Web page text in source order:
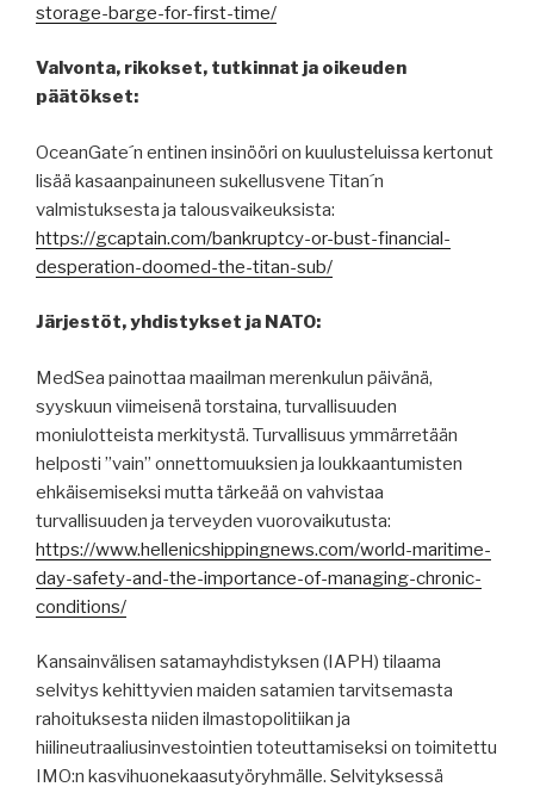
storage-barge-for-first-time/
Valvonta, rikokset, tutkinnat ja oikeuden
päätökset:
OceanGate´n entinen insinööri on kuulusteluissa kertonut
lisää kasaanpainuneen sukellusvene Titan´n
valmistuksesta ja talousvaikeuksista:
https://gcaptain.com/bankruptcy-or-bust-financial-
desperation-doomed-the-titan-sub/
Järjestöt, yhdistykset ja NATO:
MedSea painottaa maailman merenkulun päivänä,
syyskuun viimeisenä torstaina, turvallisuuden
moniulotteista merkitystä. Turvallisuus ymmärretään
helposti ”vain” onnettomuuksien ja loukkaantumisten
ehkäisemiseksi mutta tärkeää on vahvistaa
turvallisuuden ja terveyden vuorovaikutusta:
https://www.hellenicshippingnews.com/world-maritime-
day-safety-and-the-importance-of-managing-chronic-
conditions/
Kansainvälisen satamayhdistyksen (IAPH) tilaama
selvitys kehittyvien maiden satamien tarvitsemasta
rahoituksesta niiden ilmastopolitiikan ja
hiilineutraaliusinvestointien toteuttamiseksi on toimitettu
IMO:n kasvihuonekaasutyöryhmälle. Selvityksessä